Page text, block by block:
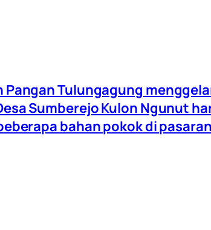
Pangan Tulungagung
Sumberejo Kulon Ngunut
bahan pokok di